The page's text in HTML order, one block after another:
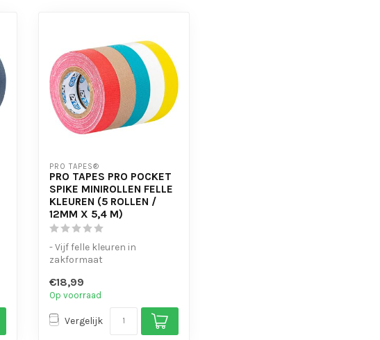
PRO TAPES®
PRO TAPES PRO POCKET
SPIKE MINIROLLEN FELLE
KLEUREN (5 ROLLEN /
12MM X 5,4 M)
- Vijf felle kleuren in
zakformaat
kwaliteit
- Perf...
€18,99
Op voorraad
Vergelijk